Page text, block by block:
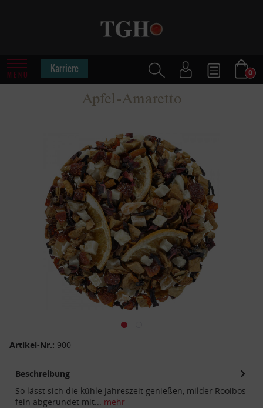
MENÜ Karriere 0
Apfel-Amaretto
Artikel-Nr.: 900
Beschreibung
So lässt sich die kühle Jahreszeit genießen, milder Rooibos
fein abgerundet mit... mehr